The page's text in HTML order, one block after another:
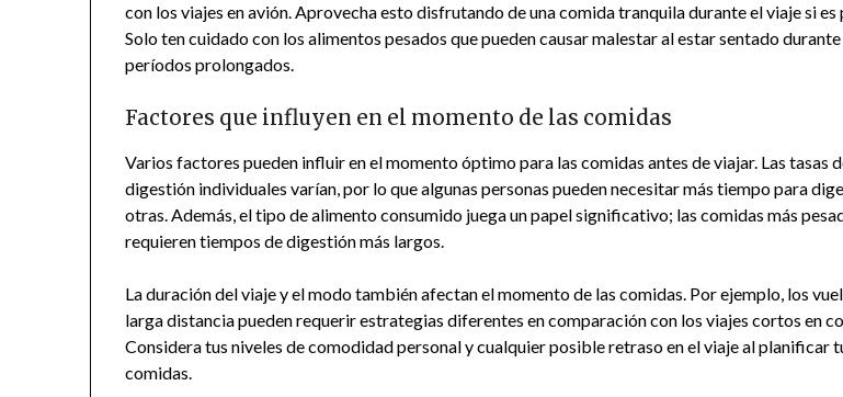
con los viajes en avión. Aprovecha esto disfrutando de una comida tranquila durante el viaje si es
Solo ten cuidado con los alimentos pesados que pueden causar malestar al estar sentado durante
períodos prolongados.
Factores que influyen en el momento de las comidas
Varios factores pueden influir en el momento óptimo para las comidas antes de viajar. Las tasas
digestión individuales varían, por lo que algunas personas pueden necesitar más tiempo para
otras. Además, el tipo de alimento consumido juega un papel significativo; las comidas más
requieren tiempos de digestión más largos.
La duración del viaje y el modo también afectan el momento de las comidas. Por ejemplo, los
larga distancia pueden requerir estrategias diferentes en comparación con los viajes cortos en
Considera tus niveles de comodidad personal y cualquier posible retraso en el viaje al planificar
comidas.